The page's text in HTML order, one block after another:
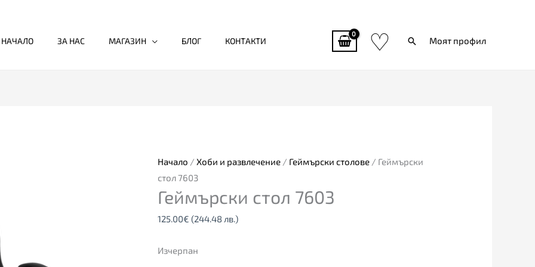
НАЧАЛО ЗА НАС МАГАЗИН БЛОГ КОНТАКТИ ♡ ТърсиМоят профил
Начало / Хоби и развлечение / Геймърски столове / Геймърски
стол 7603
Геймърски стол 7603
125.00€ (244.48 лв.)
Изчерпан